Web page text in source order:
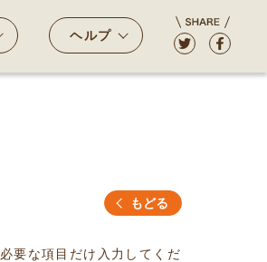
ヘルプ
もどる
要な項目だけ入力してくだ